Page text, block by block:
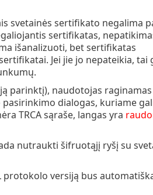
svetainės sertifikato negalima
sertifikatas,
išanalizuoti, bet sertifikatas
Jei jie jo nepateikia, tai
parinktį), naudotojas
dialogas, kuriame
TRCA sąraše, langas yra
nutraukti šifruotąjį ryšį su
protokolo versiją bus